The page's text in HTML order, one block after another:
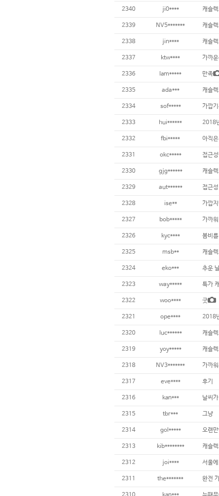
2340 ji0**** 캐슬
2339 NV5******* 캐슬
2338 jin**** 캐슬
2337 ktw**** 가까
2336 lam***** 만족
2335 ada*** 캐슬
2334 sof***** 가깝
2333 hui****** 2018
2332 fbi***** 아직
2331 okc***** 접근
2330 gjg****** 캐슬
2329 aut****** 접근
2328 ise**
2327 bob***** 가까워
2326 kyc**** 봄비
2325 msb** 캐슬
2324 eko*** 추운
2323 way***** 특가
2322 woo**** 굿
2321 ope**** 2018
2320 luc****** 캐슬
2319 yoy***** 캐슬
2318 NV3******* 가까
2317 eve**** 후기
2316 kan***
2315 tbr*** 그냥
2314 gol***** 오랜
2313 kib******** 캐슬
2312 joi****
2311 the******* 완전